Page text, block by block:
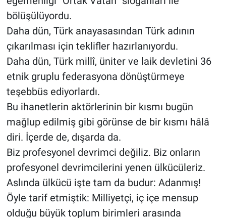
bölüşülüyordu.
Daha dün, Türk anayasasından Türk adının
çıkarılması için teklifler hazırlanıyordu.
Daha dün, Türk millî, üniter ve laik devletini 36
etnik gruplu federasyona dönüştürmeye
teşebbüs ediyorlardı.
Bu ihanetlerin aktörlerinin bir kısmı bugün
mağlup edilmiş gibi görünse de bir kısmı hâlâ
diri. İçerde de, dışarda da.
Biz profesyonel devrimci değiliz. Biz onların
profesyonel devrimcilerini yenen ülkücüleriz.
Aslında ülkücü işte tam da budur: Adanmış!
Öyle tarif etmiştik: Milliyetçi, iç içe mensup
olduğu büyük toplum birimleri arasında